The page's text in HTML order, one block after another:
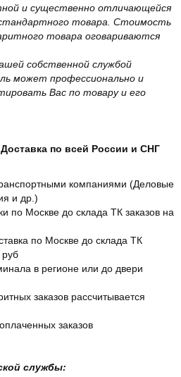
и существенно отличающейся
товара. Стоимость
товара оговариваются
собственной службой
может профессионально и
Вас по товару и его
по всей России и СНГ
компаниями (Деловые
и др.)
по Москве до склада ТК заказов на
по Москве до склада ТК
руб
в регионе или до двери
заказов рассчитывается
заказов
службы: